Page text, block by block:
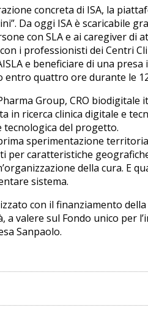
concreta di ISA, la
Da oggi ISA è scaricabile
con SLA e ai caregiver di
i professionisti dei Centri
e beneficiare di una presa
quattro ore durante le
Group, CRO biodigitale
in ricerca clinica digitale e
tecnologica del progetto.
sperimentazione
caratteristiche
della cura. E
sistema.
con il finanziamento
valere sul Fondo unico per
Sanpaolo.